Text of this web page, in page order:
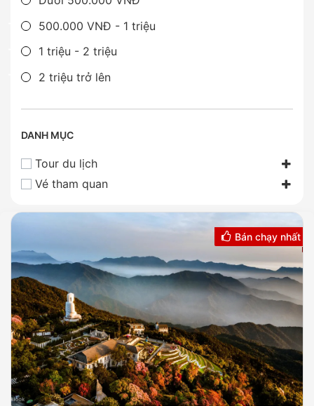
500.000 VNĐ - 1 triệu
1 triệu - 2 triệu
2 triệu trở lên
DANH MỤC
Tour du lịch
Vé tham quan
Bán chạy nhất